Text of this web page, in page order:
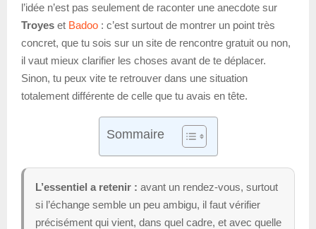
l’idée n’est pas seulement de raconter une anecdote sur
Troyes et Badoo : c’est surtout de montrer un point très
concret, que tu sois sur un site de rencontre gratuit ou non,
il vaut mieux clarifier les choses avant de te déplacer.
Sinon, tu peux vite te retrouver dans une situation
totalement différente de celle que tu avais en tête.
Sommaire
L’essentiel a retenir : avant un rendez-vous, surtout
si l’échange semble un peu ambigu, il faut vérifier
précisément qui vient, dans quel cadre, et avec quelle